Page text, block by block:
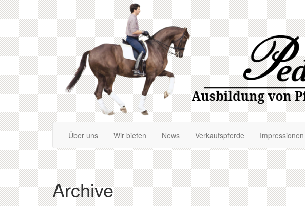
Zum
Hauptinhalt
springen
Über uns Wir bieten News Verkaufspferde Impressionen
Archive